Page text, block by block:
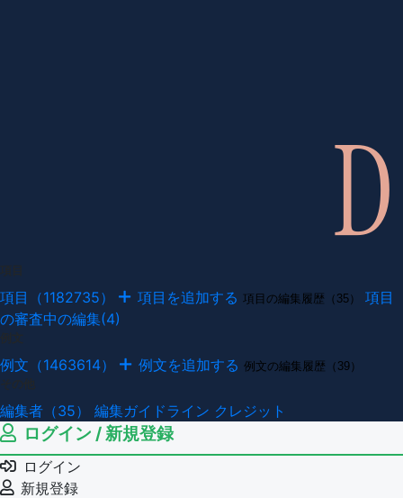
項目（1182735） 項目を追加する 項目の編集履歴（35）
項目
の審査中の編集(4)
例文（1463614） 例文を追加する 例文の編集履歴（39）
編集者（35） 編集ガイドライン クレジット
ログイン / 新規登録
ログイン
新規登録